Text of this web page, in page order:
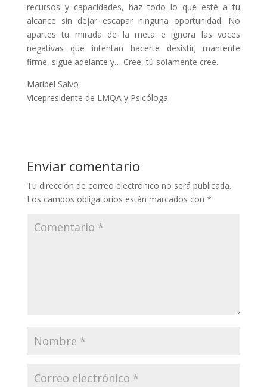
recursos y capacidades, haz todo lo que esté a tu
alcance sin dejar escapar ninguna oportunidad. No
apartes tu mirada de la meta e ignora las voces
negativas que intentan hacerte desistir; mantente
firme, sigue adelante y… Cree, tú solamente cree.
Maribel Salvo
Vicepresidente de LMQA y Psicóloga
Enviar comentario
Tu dirección de correo electrónico no será publicada.
Los campos obligatorios están marcados con *